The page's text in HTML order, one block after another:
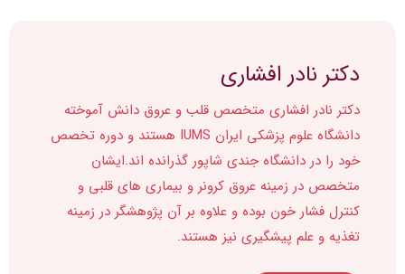
دکتر نادر افشاری
دکتر نادر افشاری متخصص قلب و عروق دانش آموخته
دانشگاه علوم پزشکی ایران IUMS هستند و دوره تخصص
خود را در دانشگاه جندی شاپور گذرانده اند.ایشان
متخصص در زمینه عروق کرونر و بیماری های قلبی و
کنترل فشار خون بوده و علاوه بر آن پژوهشگر در زمینه
تغذیه و علم پیشگیری نیز هستند.